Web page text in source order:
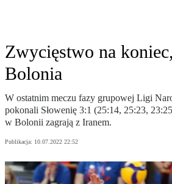
Zwycięstwo na
Bolonia
W ostatnim meczu fazy grupowej Ligi
pokonali Słowenię 3:1 (25:14, 25:23,
w Bolonii zagrają z Iranem.
Publikacja: 10.07.2022 22:52